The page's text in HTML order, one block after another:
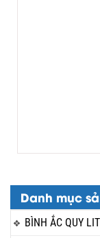
Danh mục
BÌNH ẮC QUY